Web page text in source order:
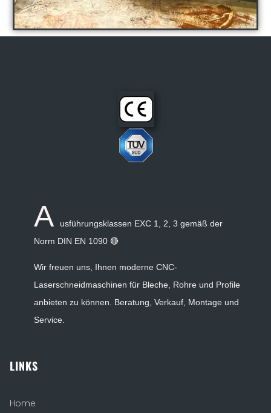
A
usführungsklassen EXC 1, 2, 3 gemäß der
Norm DIN EN 1090 🔴
Wir freuen uns, Ihnen moderne CNC-
Laserschneidmaschinen für Bleche, Rohre und Profile
anbieten zu können. Beratung, Verkauf, Montage und
Service.
LINKS
Home